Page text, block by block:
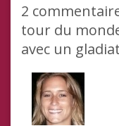
2
tour du
avec un